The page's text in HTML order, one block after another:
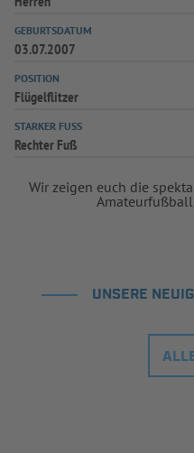
GEBURTSDATUM
03.07.2007
POSITION
Flügelflitzer
STARKER FUSS
Rechter Fuß
Wir zeigen euch die
UNSERE